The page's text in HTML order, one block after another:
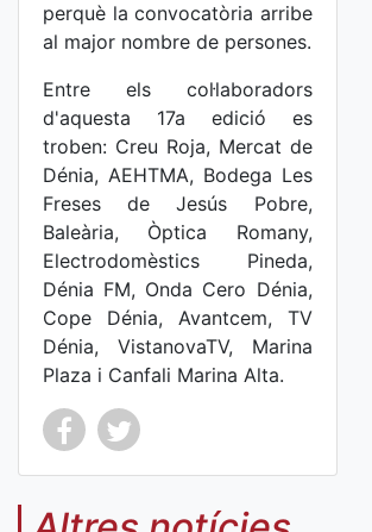
perquè la convocatòria arribe
al major nombre de persones.
Entre els col·laboradors
d'aquesta 17a edició es
troben: Creu Roja, Mercat de
Dénia, AEHTMA, Bodega Les
Freses de Jesús Pobre,
Baleària, Òptica Romany,
Electrodomèstics Pineda,
Dénia FM, Onda Cero Dénia,
Cope Dénia, Avantcem, TV
Dénia, VistanovaTV, Marina
Plaza i Canfali Marina Alta.
Co
mp
Co
mp